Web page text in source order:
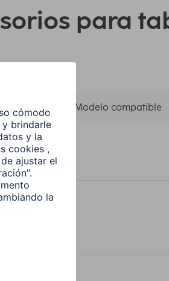
para
Modelo compatible